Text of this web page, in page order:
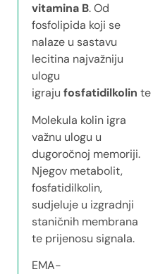
vitamina B. Od
fosfolipida koji se
nalaze u sastavu
lecitina najvažniju
ulogu
igraju fosfatidilkolin te
Molekula kolin igra
važnu ulogu u
dugoročnoj memoriji.
Njegov metabolit,
fosfatidilkolin,
sudjeluje u izgradnji
staničnih membrana
te prijenosu signala.
EMA-